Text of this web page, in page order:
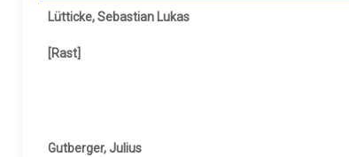
Lütticke, Sebastian Lukas
[Rast]
Gutberger, Julius